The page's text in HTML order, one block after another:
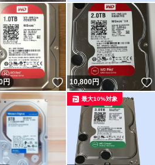
！
円 いいね！
10,800円
最大10%対象